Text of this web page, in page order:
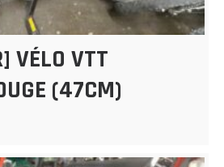
VÉLO VTT
(47CM)